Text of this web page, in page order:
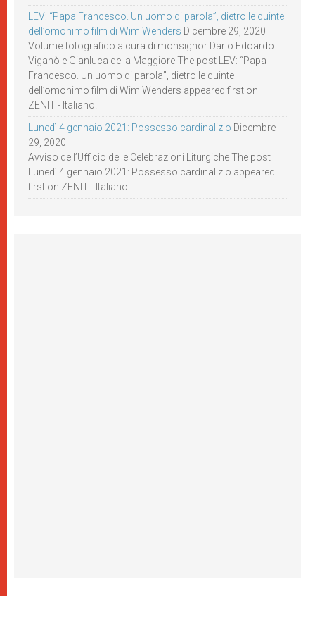
LEV: “Papa Francesco. Un uomo di parola”, dietro le quinte
dell’omonimo film di Wim Wenders Dicembre 29, 2020
Volume fotografico a cura di monsignor Dario Edoardo
Viganò e Gianluca della Maggiore The post LEV: “Papa
Francesco. Un uomo di parola”, dietro le quinte
dell’omonimo film di Wim Wenders appeared first on
ZENIT - Italiano.
Lunedì 4 gennaio 2021: Possesso cardinalizio Dicembre
29, 2020
Avviso dell’Ufficio delle Celebrazioni Liturgiche The post
Lunedì 4 gennaio 2021: Possesso cardinalizio appeared
first on ZENIT - Italiano.